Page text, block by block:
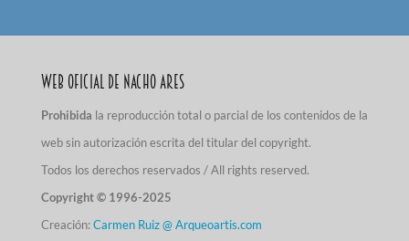
Web Oficial de Nacho Ares
Prohibida la reproducción total o parcial de los contenidos de la
web sin autorización escrita del titular del copyright.
Todos los derechos reservados / All rights reserved.
Copyright © 1996-2025
Creación:Carmen Ruiz @ Arqueoartis.com